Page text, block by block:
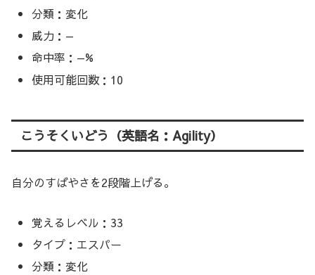
分類：変化
威力：—
命中率：—%
使用可能回数：10
こうそくいどう（英語名：Agility）
自分のすばやさを2段階上げる。
覚えるレベル：33
タイプ：エスパー
分類：変化